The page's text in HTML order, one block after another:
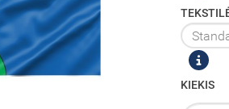
KIEKIS